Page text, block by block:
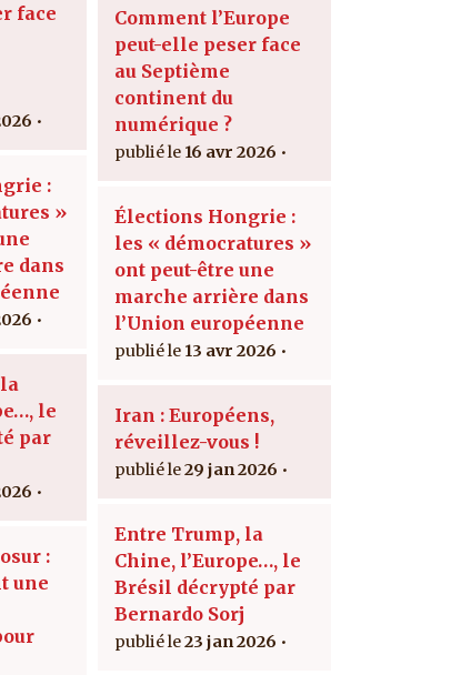
face
:
»
dans
le
par
:
une
Comment l’Europe
peut-elle peser face
au Septième
continent du
numérique ?
16 avr 2026
Élections Hongrie :
les « démocratures »
ont peut-être une
marche arrière dans
l’Union européenne
13 avr 2026
Iran : Européens,
réveillez-vous !
29 jan 2026
Entre Trump, la
Chine, l’Europe…, le
Brésil décrypté par
Bernardo Sorj
23 jan 2026